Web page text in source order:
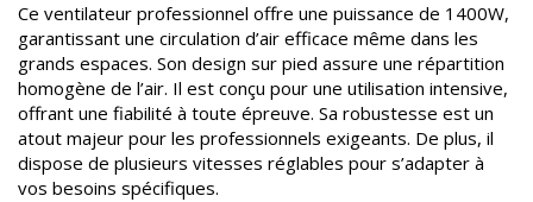
Ce ventilateur professionnel offre une puissance de 1400W,
garantissant une circulation d’air efficace même dans les
grands espaces. Son design sur pied assure une répartition
homogène de l’air. Il est conçu pour une utilisation intensive,
offrant une fiabilité à toute épreuve. Sa robustesse est un
atout majeur pour les professionnels exigeants. De plus, il
dispose de plusieurs vitesses réglables pour s’adapter à
vos besoins spécifiques.